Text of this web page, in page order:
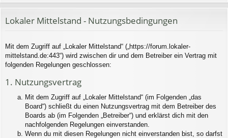
ug
Lokaler Mittelstand - Nutzungsbedingungen
Mit dem Zugriff auf „Lokaler Mittelstand“ („https://forum.lokaler-
mittelstand.de:443“) wird zwischen dir und dem Betreiber ein Vertrag mit
folgenden Regelungen geschlossen:
1. Nutzungsvertrag
Mit dem Zugriff auf „Lokaler Mittelstand“ (im Folgenden „das
Board“) schließt du einen Nutzungsvertrag mit dem Betreiber des
Boards ab (im Folgenden „Betreiber“) und erklärst dich mit den
nachfolgenden Regelungen einverstanden.
Wenn du mit diesen Regelungen nicht einverstanden bist, so darfst